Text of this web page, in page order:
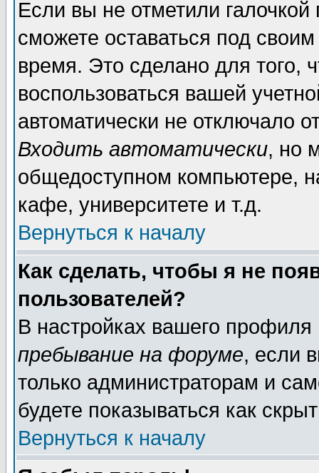
Если вы не отметили галочкой
сможете оставаться под
время. Это сделано для того,
воспользоваться вашей
автоматически не отключало
Входить автоматически, но
общедоступном компьютере,
кафе, университете и т.д.
Вернуться к началу
Как сделать, чтобы я не
пользователей?
В настройках вашего
пребывание на форуме, если
только администраторам и
будете показываться как
Вернуться к началу